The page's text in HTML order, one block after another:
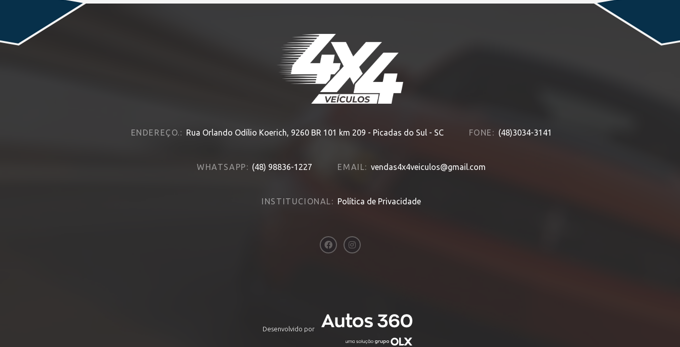
ENDEREÇO.: Rua Orlando Odílio Koerich, 9260 BR 101 km 209 - Picadas do Sul - SC FONE: (48)3034-3141
WHATSAPP: (48) 98836-1227 EMAIL: vendas4x4veiculos@gmail.com
INSTITUCIONAL: Política de Privacidade
Desenvolvido por